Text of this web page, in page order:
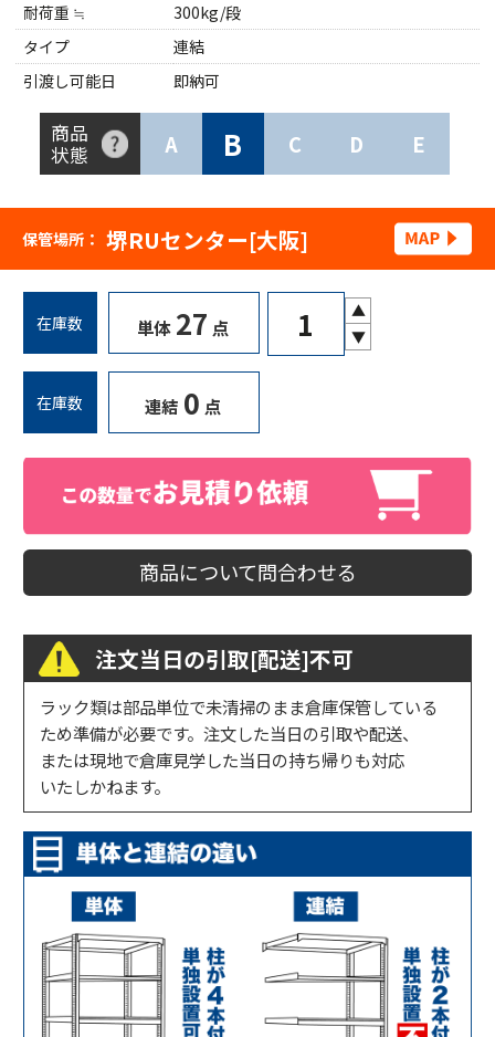
耐荷重 ≒
300kg/段
タイプ
連結
引渡し可能日
即納可
商品
状態
A B C D E
保管場所： 堺RUセンター[大阪]
在庫数 単体 27 点
▲
▼
在庫数 連結 0 点
商品について問合わせる
注文当日の引取[配送]不可
ラック類は部品単位で未清掃のまま倉庫保管している
ため準備が必要です。注文した当日の引取や配送、
または現地で倉庫見学した当日の持ち帰りも対応
いたしかねます。